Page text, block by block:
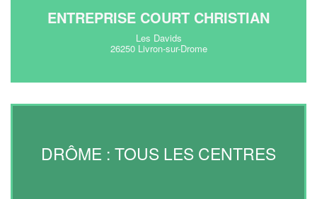
ENTREPRISE COURT CHRISTIAN
Les Davids
26250 Livron-sur-Drome
DRÔME : TOUS LES CENTRES